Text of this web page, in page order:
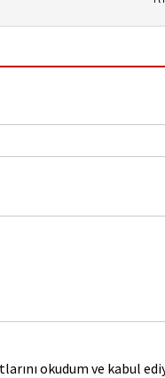
okudum ve kabul